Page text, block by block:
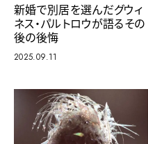
新婚で別居を選んだグウィ
ネス・パルトロウが語るその
後の後悔
2025.09.11